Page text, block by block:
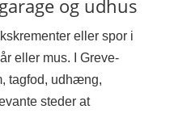
og udhus
eller spor i
eller mus. I Greve-
tagfod, udhæng,
steder at